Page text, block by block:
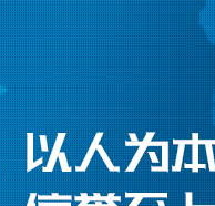
技术知识